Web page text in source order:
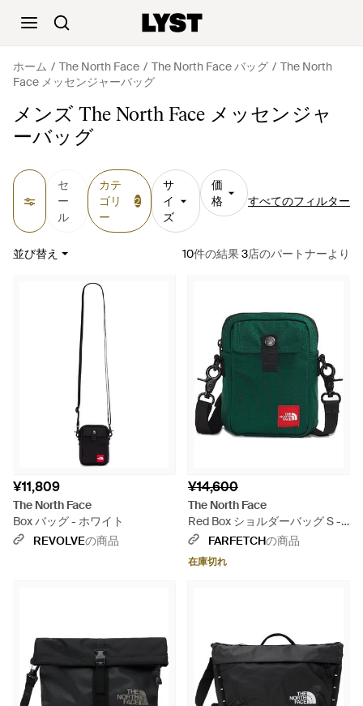
ホーム The North Face The North Face バッグ
The North
Face メッセンジャーバッグ
メンズ The North Face メッセンジャ
ーバッグ
セ
ー
ル
カテ
ゴリ
ー
2
サ
イ
ズ
価
格
すべてのフィルター
並び替え 10件の結果 3店のパートナーより
¥11,809
The North Face
Box バッグ - ホワイト
REVOLVEの商品
¥14,600
The North Face
Red Box ショルダーバッグ S -
グリーンFARFETCHの商品
在庫切れ